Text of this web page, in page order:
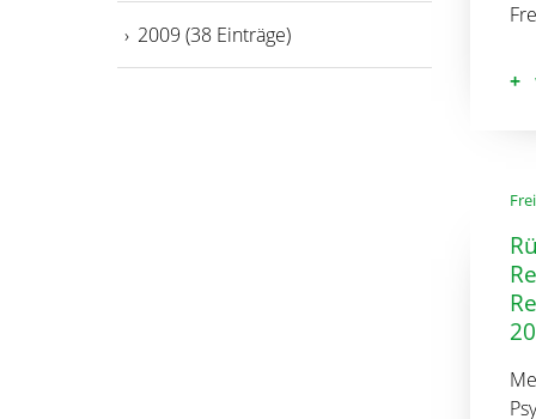
2009 (38 Einträge)